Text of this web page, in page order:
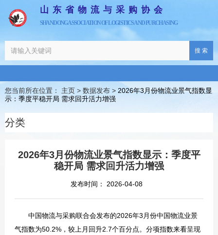
山东省物流与采购协会
SHANDONG ASSOCIATION OF LOGISTICS AND PURCHASING
搜 索
您当前所在位置： 主页 > 数据发布 > 2026年3月份物流业景气指数显
示：季度平稳开局 需求回升活力增强
分类
2026年3月份物流业景气指数显示：季度平
稳开局 需求回升活力增强
发布时间： 2026-04-08
中国物流与采购联合会发布的2026年3月份中国物流业景
气指数为50.2%，较上月回升2.7个百分点。分项指数来看呈现